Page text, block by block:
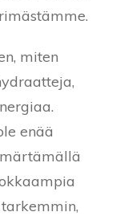
miten
enää